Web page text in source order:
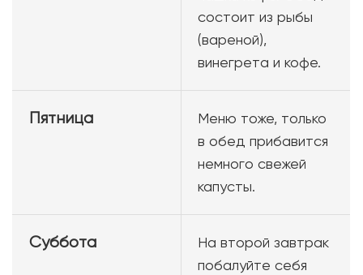
состоит из рыбы
(вареной),
винегрета и кофе.
Пятница
Меню тоже, только
в обед прибавится
немного свежей
капусты.
Суббота
На второй завтрак
побалуйте себя